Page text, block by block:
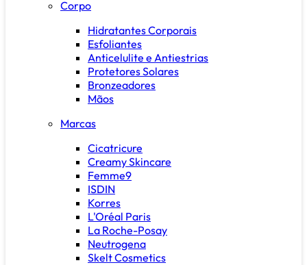
Corpo
Hidratantes Corporais
Esfoliantes
Anticelulite e Antiestrias
Protetores Solares
Bronzeadores
Mãos
Marcas
Cicatricure
Creamy Skincare
Femme9
ISDIN
Korres
L'Oréal Paris
La Roche-Posay
Neutrogena
Skelt Cosmetics